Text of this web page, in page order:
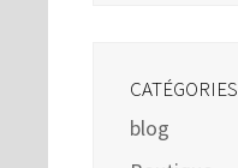
CATÉGORIES
blog